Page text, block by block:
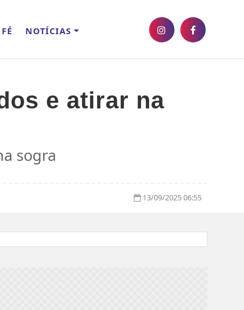
NOTÍCIAS
e atirar na
sogra
13/09/2025 06:55